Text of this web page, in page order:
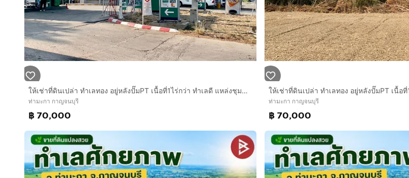
ให้เช่าที่ดินเปล่า ทำเลทอง อยู่หลังปั๊มPT เนื้อที่1ไร่กว่า ทำเลดี แหล่งชุมชน ติดวัดตะคร้ำเอน
ท่ามะกา กาญจนบุรี
฿ 70,000
ท่ามะกา กาญจนบุรี
฿ 70,000